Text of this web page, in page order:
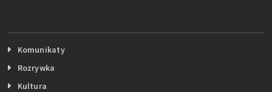
Komunikaty
Rozrywka
Kultura